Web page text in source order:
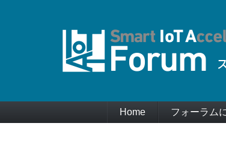
Home フォーラム